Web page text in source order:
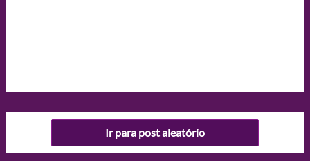
Ir para post aleatório